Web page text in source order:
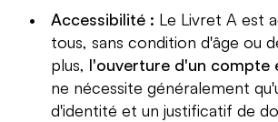
Accessibilité : Le Livret A est
tous, sans condition d'âge ou
plus, l'ouverture d'un compte
ne nécessite généralement
d'identité et un justificatif de